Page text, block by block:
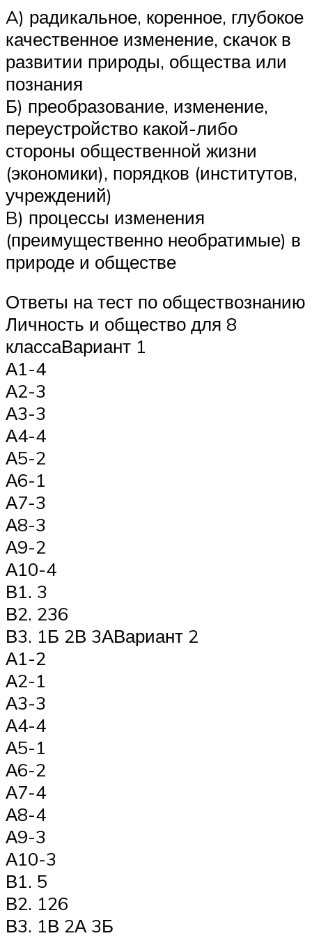
A) радикальное, коренное, глубокое
качественное изменение, скачок в
развитии природы, общества или
познания
Б) преобразование, изменение,
переустройство какой-либо
стороны общественной жизни
(экономики), порядков (институтов,
учреждений)
B) процессы изменения
(преимущественно необратимые) в
природе и обществе
Ответы на тест по обществознанию
Личность и общество для 8
классаВариант 1
А1-4
А2-3
А3-3
А4-4
А5-2
А6-1
А7-3
А8-3
А9-2
А10-4
В1. 3
В2. 236
В3. 1Б 2В 3АВариант 2
А1-2
А2-1
А3-3
А4-4
А5-1
А6-2
А7-4
А8-4
А9-3
А10-3
В1. 5
В2. 126
В3. 1В 2А 3Б